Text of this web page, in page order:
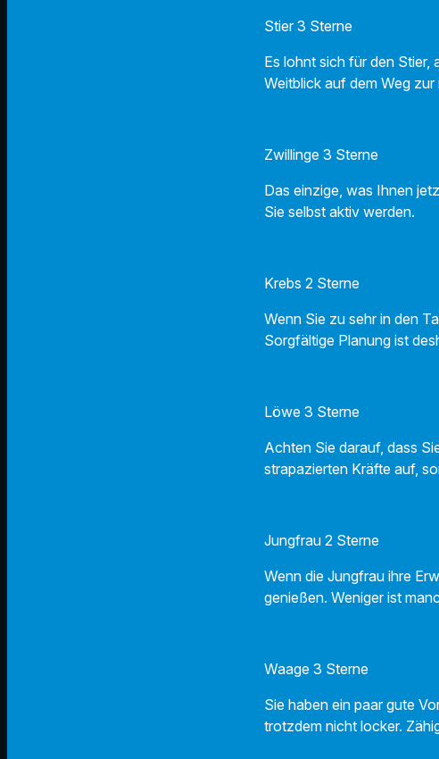
Stier 3 Sterne
Es lohnt sich für den
Weitblick auf dem Weg
Zwillinge 3 Sterne
Das einzige, was Ihnen
Sie selbst aktiv werden.
Krebs 2 Sterne
Wenn Sie zu sehr in den
Sorgfältige Planung ist
Löwe 3 Sterne
Achten Sie darauf, dass
strapazierten Kräfte auf,
Jungfrau 2 Sterne
Wenn die Jungfrau ihre
genießen. Weniger ist
Waage 3 Sterne
Sie haben ein paar gute
trotzdem nicht locker.